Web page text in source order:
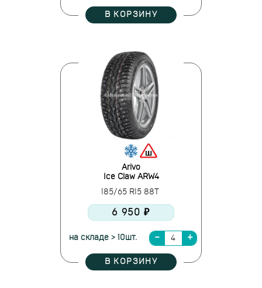
В КОРЗИНУ
Arivo
Ice Claw ARW4
185/65 R15 88T
6 950 ₽
на складе > 10шт.
В КОРЗИНУ